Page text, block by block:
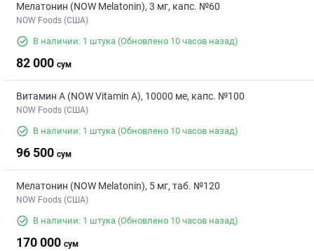
Мелатонин (NOW Melatonin), 3 мг, капс. №60
NOW Foods (США)
В наличии: 1 штука (Обновлено 10 часов назад)
82 000 сум
Витамин А (NOW Vitamin A), 10000 ме, капс. №100
NOW Foods (США)
В наличии: 1 штука (Обновлено 10 часов назад)
96 500 сум
Мелатонин (NOW Melatonin), 5 мг, таб. №120
NOW Foods (США)
В наличии: 1 штука (Обновлено 10 часов назад)
170 000 сум